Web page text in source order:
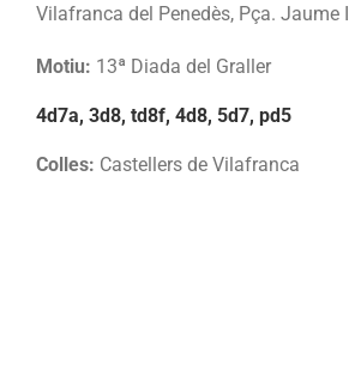
Vilafranca del Penedès, Pça. Jaume I
Motiu: 13ª Diada del Graller
4d7a, 3d8, td8f, 4d8, 5d7, pd5
Colles: Castellers de Vilafranca